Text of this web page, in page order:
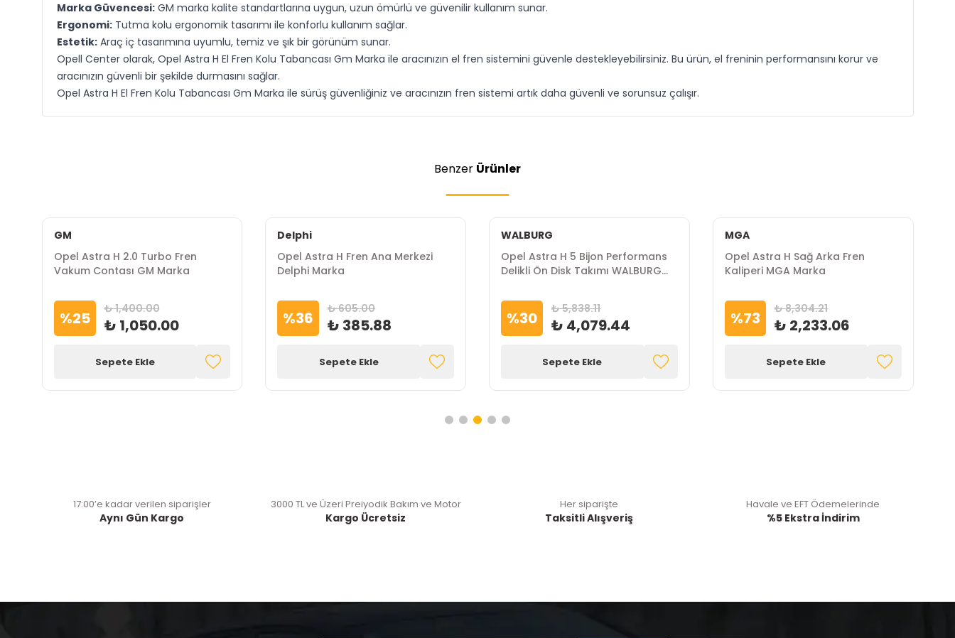
Marka Güvencesi:GM marka kalite standartlarına uygun, uzun ömürlü ve güvenilir kullanım sunar.
Ergonomi:Tutma kolu ergonomik tasarımı ile konforlu kullanım sağlar.
Estetik:Araç iç tasarımına uyumlu, temiz ve şık bir görünüm sunar.
Opell Center olarak, Opel Astra H El Fren Kolu Tabancası Gm Marka ile aracınızın el fren sistemini güvenle destekleyebilirsiniz. Bu ürün, el freninin performansını korur ve
aracınızın güvenli bir şekilde durmasını sağlar.
Opel Astra H El Fren Kolu Tabancası Gm Marka ile sürüş güvenliğiniz ve aracınızın fren sistemi artık daha güvenli ve sorunsuz çalışır.
Benzer Ürünler
GM
Opel Astra H 2.0 Turbo Fren
Vakum Contası GM Marka
%25 ₺ 1,400.00
₺ 1,050.00
Sepete Ekle
Delphi
Opel Astra H Fren Ana Merkezi
Delphi Marka
%36 ₺ 605.00
₺ 385.88
Sepete Ekle
WALBURG
Opel Astra H 5 Bijon Performans
Delikli Ön Disk Takımı WALBURG
%30 ₺ 5,838.11
₺ 4,079.44
Sepete Ekle
MGA
Opel Astra H Sağ Arka Fren
Kaliperi MGA Marka
%73 ₺ 8,304.21
₺ 2,233.06
Sepete Ekle
17:00’e kadar verilen siparişler
Aynı Gün Kargo
3000 TL ve Üzeri Preiyodik Bakım ve Motor
Kargo Ücretsiz
Her siparişte
Taksitli Alışveriş
Havale ve EFT Ödemelerinde
%5 Ekstra İndirim